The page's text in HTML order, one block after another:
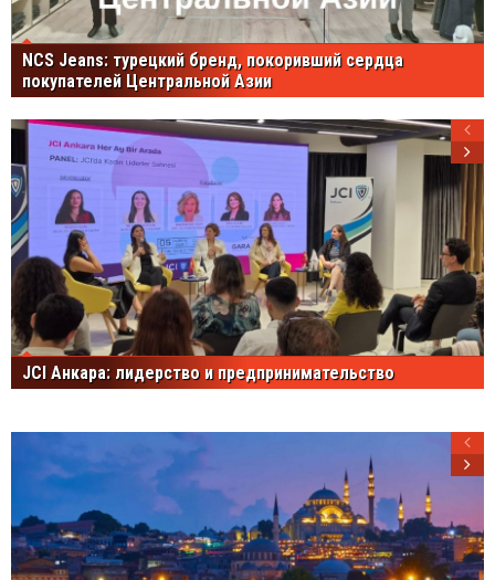
NCS Jeans: турецкий бренд, покоривший сердца
покупателей Центральной Азии
JCI Анкара: лидерство и предпринимательство